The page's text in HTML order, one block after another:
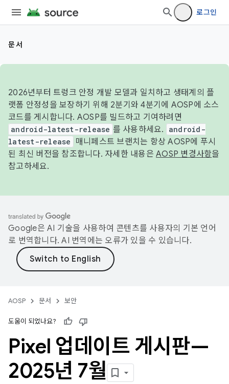
로그인
문서
2026년부터 트렁크 안정 개발 모델과 일치하고 생태계의 플
랫폼 안정성을 보장하기 위해 2분기와 4분기에 AOSP에 소스
코드를 게시합니다. AOSP를 빌드하고 기여하려면
android-latest-release 를 사용하세요.
android-
latest-release
매니페스트 브랜치는 항상 AOSP에 푸시
된 최신 버전을 참조합니다. 자세한 내용은 AOSP 변경사항을
참고하세요.
Google은 AI 기술을 사용하여 콘텐츠를 사용자의 기본 언어
로 번역합니다. AI 번역에는 오류가 있을 수 있습니다.
AOSP 문서 보안
도움이 되었나요?
Pixel 업데이트 게시판—
2025년 7월